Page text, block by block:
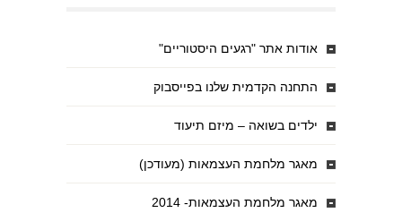
אודות אתר "רגעים היסטוריים"
התחנה הקדמית שלנו בפייסבוק
ילדים בשואה – מיזם תיעוד
מאגר מלחמת העצמאות (מעודכן)
מאגר מלחמת העצמאות- 2014